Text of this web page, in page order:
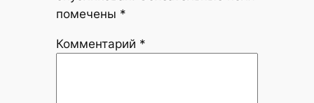
помечены *
Комментарий *